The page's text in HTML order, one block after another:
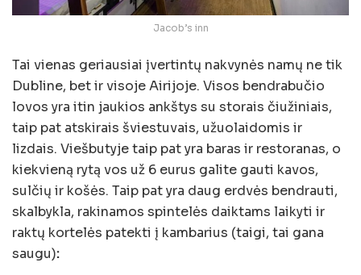
Jacob’s inn
Tai vienas geriausiai įvertintų nakvynės namų ne tik
Dubline, bet ir visoje Airijoje. Visos bendrabučio
lovos yra itin jaukios ankštys su storais čiužiniais,
taip pat atskirais šviestuvais, užuolaidomis ir
lizdais. Viešbutyje taip pat yra baras ir restoranas, o
kiekvieną rytą vos už 6 eurus galite gauti kavos,
sulčių ir košės. Taip pat yra daug erdvės bendrauti,
skalbykla, rakinamos spintelės daiktams laikyti ir
raktų kortelės patekti į kambarius (taigi, tai gana
saugu):